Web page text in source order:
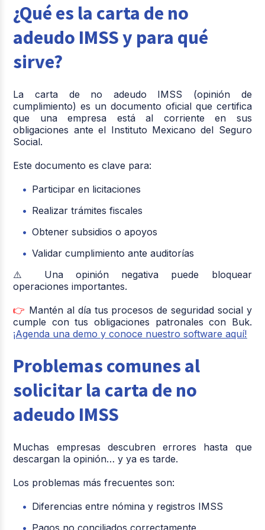
¿Qué es la carta de no
adeudo IMSS y para qué
sirve?
La carta de no adeudo IMSS (opinión de
cumplimiento) es un documento oficial que certifica
que una empresa está al corriente en sus
obligaciones ante el Instituto Mexicano del Seguro
Social.
Este documento es clave para:
Participar en licitaciones
Realizar trámites fiscales
Obtener subsidios o apoyos
Validar cumplimiento ante auditorías
⚠️ Una opinión negativa puede bloquear
operaciones importantes.
👉 Mantén al día tus procesos de seguridad social y
cumple con tus obligaciones patronales con Buk.
¡Agenda una demo y conoce nuestro software aquí!
Problemas comunes al
solicitar la carta de no
adeudo IMSS
Muchas empresas descubren errores hasta que
descargan la opinión… y ya es tarde.
Los problemas más frecuentes son:
Diferencias entre nómina y registros IMSS
Pagos no conciliados correctamente